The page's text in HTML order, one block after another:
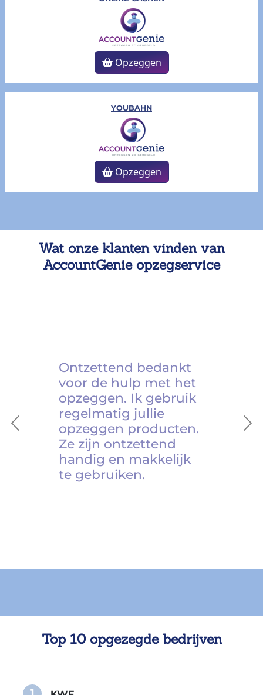
Opzeggen
YOUBAHN
Opzeggen
Wat onze klanten vinden van
AccountGenie opzegservice
Previous
Ontzettend bedankt
voor de hulp met het
opzeggen. Ik gebruik
regelmatig jullie
opzeggen producten.
Ze zijn ontzettend
handig en makkelijk
te gebruiken.
Top 10 opgezegde bedrijven